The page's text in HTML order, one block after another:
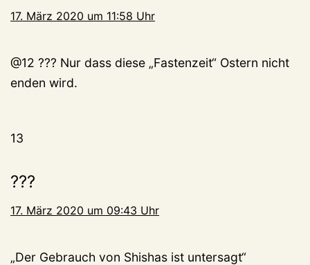
17. März 2020 um 11:58 Uhr
@12 ??? Nur dass diese „Fastenzeit“ Ostern nicht
enden wird.
13
???
17. März 2020 um 09:43 Uhr
„Der Gebrauch von Shishas ist untersagt“